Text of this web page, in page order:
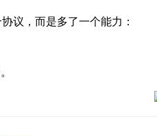
议，而是多了一个能力：